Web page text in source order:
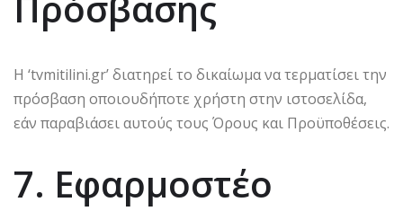
Η ‘tvmitilini.gr’ διατηρεί το δικαίωμα να τερματίσει την
πρόσβαση οποιουδήποτε χρήστη στην ιστοσελίδα,
εάν παραβιάσει αυτούς τους Όρους και Προϋποθέσεις.
7. Εφαρμοστέο